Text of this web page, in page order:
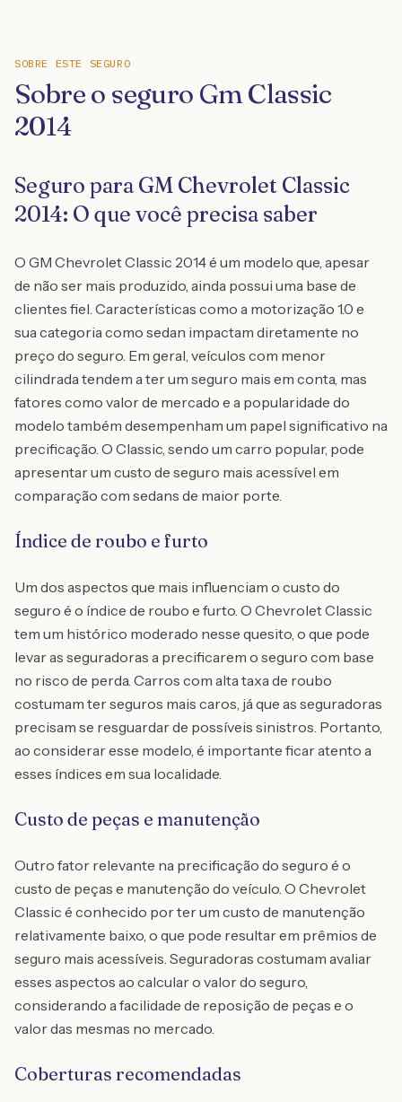
SOBRE ESTE SEGURO
Sobre o seguro Gm Classic
2014
Seguro para GM Chevrolet Classic
2014: O que você precisa saber
O GM Chevrolet Classic 2014 é um modelo que, apesar
de não ser mais produzido, ainda possui uma base de
clientes fiel. Características como a motorização 1.0 e
sua categoria como sedan impactam diretamente no
preço do seguro. Em geral, veículos com menor
cilindrada tendem a ter um seguro mais em conta, mas
fatores como valor de mercado e a popularidade do
modelo também desempenham um papel significativo na
precificação. O Classic, sendo um carro popular, pode
apresentar um custo de seguro mais acessível em
comparação com sedans de maior porte.
Índice de roubo e furto
Um dos aspectos que mais influenciam o custo do
seguro é o índice de roubo e furto. O Chevrolet Classic
tem um histórico moderado nesse quesito, o que pode
levar as seguradoras a precificarem o seguro com base
no risco de perda. Carros com alta taxa de roubo
costumam ter seguros mais caros, já que as seguradoras
precisam se resguardar de possíveis sinistros. Portanto,
ao considerar esse modelo, é importante ficar atento a
esses índices em sua localidade.
Custo de peças e manutenção
Outro fator relevante na precificação do seguro é o
custo de peças e manutenção do veículo. O Chevrolet
Classic é conhecido por ter um custo de manutenção
relativamente baixo, o que pode resultar em prêmios de
seguro mais acessíveis. Seguradoras costumam avaliar
esses aspectos ao calcular o valor do seguro,
considerando a facilidade de reposição de peças e o
valor das mesmas no mercado.
Coberturas recomendadas